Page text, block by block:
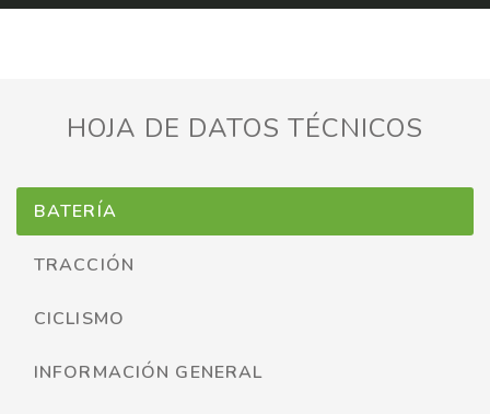
HOJA DE DATOS TÉCNICOS
BATERÍA
TRACCIÓN
CICLISMO
INFORMACIÓN GENERAL